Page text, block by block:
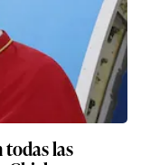
todas las